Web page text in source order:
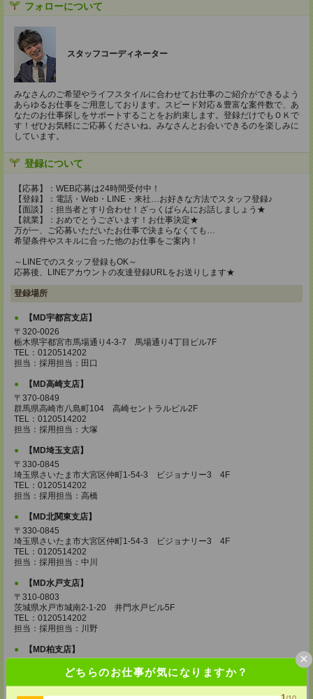
どちらのお仕事が気になりますか？
×
フォローについて
スタッフコーディネーター
みなさんのご希望やライフスタイルに合わせてお仕事のご紹介ができるよう
あらゆるお仕事をご用意しております。スピード対応＆豊富な案件数で、あ
なたのお仕事探しをサポートすることをお約束します。登録だけでもＯＫで
す！ぜひお気軽にご応募くださいね。みなさんとお会いできるのを楽しみに
しています。
登録について
【応募】：WEB応募は24時間受付中！
【登録】：電話・Web・LINE・来社…お好きな方法でスタッフ登録♪
【面談】：担当者とすり合わせ！ざっくばらんにお話しましょう★
【就業】：おめでとうございます！お仕事決定★
万が一、ご応募いただいたお仕事で決まらなくても…
希望条件やスキルに合った他のお仕事をご案内！
～LINEでのスタッフ登録もOK～
応募後、LINEアカウントの友達登録URLをお送りします★
登録場所
【MD宇都宮支店】
〒320-0026
栃木県宇都宮市馬場通り4-3-7 馬場通り4丁目ビル7F
TEL：0120514202
担当：採用担当：田口
【MD高崎支店】
〒370-0849
群馬県高崎市八島町104 高崎セントラルビル2F
TEL：0120514202
担当：採用担当：大塚
【MD埼玉支店】
〒330-0845
埼玉県さいたま市大宮区仲町1-54-3 ビジョナリー3 4F
TEL：0120514202
担当：採用担当：高橋
【MD北関東支店】
〒330-0845
埼玉県さいたま市大宮区仲町1-54-3 ビジョナリー3 4F
TEL：0120514202
担当：採用担当：中川
【MD水戸支店】
〒310-0803
茨城県水戸市城南2-1-20 井門水戸ビル5F
TEL：0120514202
担当：採用担当：川野
【MD柏支店】
千葉県柏市旭町1-12-2 エレル柏ビル6F
TEL：0120514202
担当：採用担当：渡辺